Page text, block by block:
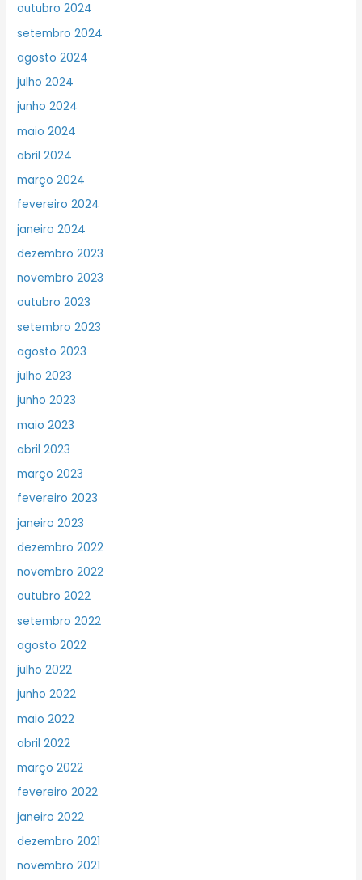
outubro 2024
setembro 2024
agosto 2024
julho 2024
junho 2024
maio 2024
abril 2024
março 2024
fevereiro 2024
janeiro 2024
dezembro 2023
novembro 2023
outubro 2023
setembro 2023
agosto 2023
julho 2023
junho 2023
maio 2023
abril 2023
março 2023
fevereiro 2023
janeiro 2023
dezembro 2022
novembro 2022
outubro 2022
setembro 2022
agosto 2022
julho 2022
junho 2022
maio 2022
abril 2022
março 2022
fevereiro 2022
janeiro 2022
dezembro 2021
novembro 2021